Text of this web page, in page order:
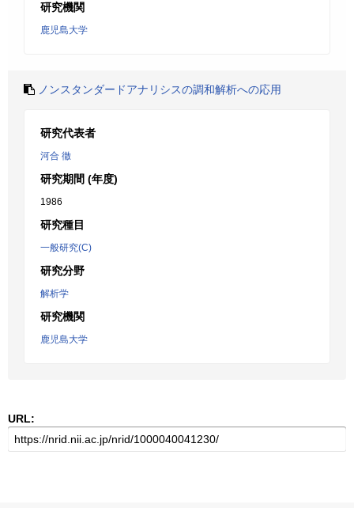
研究機関
鹿児島大学
ノンスタンダードアナリシスの調和解析への応用
研究代表者
河合 徹
研究期間 (年度)
1986
研究種目
一般研究(C)
研究分野
解析学
研究機関
鹿児島大学
URL: